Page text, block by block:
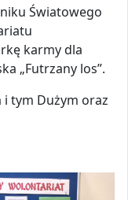
Światowego
karmy dla
„Futrzany los”.
i tym Dużym oraz